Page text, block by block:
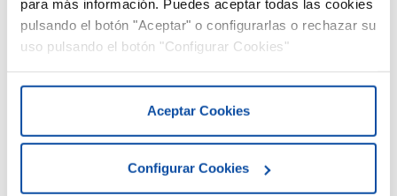
para más información. Puedes aceptar todas las cookies
pulsando el botón "Aceptar" o configurarlas o rechazar su
uso pulsando el botón "Configurar Cookies"
Aceptar Cookies
Configurar Cookies